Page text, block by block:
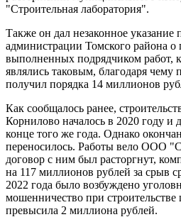
"Строительная лаборатория".
Также он дал незаконное указание
администрации Томского района о
выполненных подрядчиком работ,
являлись таковым, благодаря чему
получил порядка 14 миллионов
Как сообщалось ранее,
Корнилово началось в 2020 году и
конце того же года. Однако
переносилось. Работы вело ООО
договор с ним был расторгнут,
на 117 миллионов рублей за срыв
2022 года было возбуждено
мошенничество при
превысила 2 миллиона рублей.